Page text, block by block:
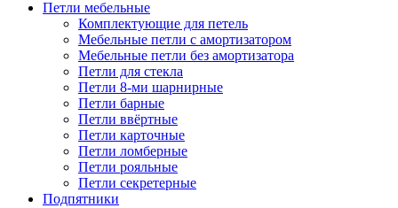
Петли мебельные
Комплектующие для петель
Мебельные петли с амортизатором
Мебельные петли без амортизатора
Петли для стекла
Петли 8-ми шарнирные
Петли барные
Петли ввёртные
Петли карточные
Петли ломберные
Петли рояльные
Петли секретерные
Подпятники